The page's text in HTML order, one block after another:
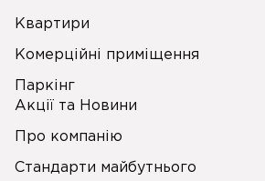
Квартири
Комерційні приміщення
Паркінг
Акції та Новини
Про компанію
Стандарти майбутнього